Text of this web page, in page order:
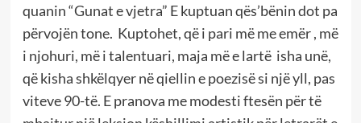
quanin “Gunat e vjetra” E kuptuan qës’bënin dot pa
përvojën tone. Kuptohet, që i pari më me emër , më
i njohuri, më i talentuari, maja më e lartë isha unë,
që kisha shkëlqyer në qiellin e poezisë si një yll, pas
viteve 90-të. E pranova me modesti ftesën për të